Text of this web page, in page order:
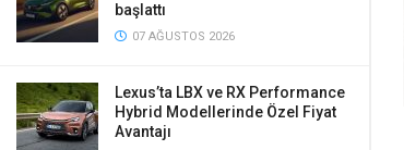
başlattı
07 AĞUSTOS 2026
Lexus’ta LBX ve RX Performance
Hybrid Modellerinde Özel Fiyat
Avantajı